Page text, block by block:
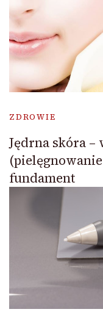
ZDROWIE
Jędrna skóra –
fundament